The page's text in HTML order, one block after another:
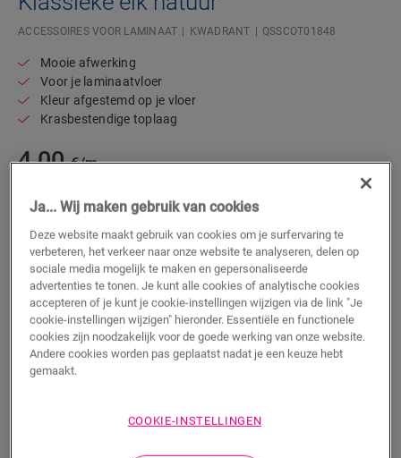
ACCESSOIRES VOOR LAMINAAT KWADRANT QSSCOT01848
Mooie afwerking
Voor je laminaatvloer
Kleur afgestemd op je vloer
Krasbestendige toplaag
4,00€/m
m
TOEVOEGEN AAN WINKELMANDJE
Wil je dit accessoire graag in het echt zien?
Ja... Wij maken gebruik van cookies
Deze website maakt gebruik van cookies om je surfervaring te
verbeteren, het verkeer naar onze website te analyseren, delen op
sociale media mogelijk te maken en gepersonaliseerde
advertenties te tonen. Je kunt alle cookies of analytische cookies
accepteren of je kunt je cookie-instellingen wijzigen via de link "Je
cookie-instellingen wijzigen" hieronder. Essentiële en functionele
cookies zijn noodzakelijk voor de goede werking van onze website.
Andere cookies worden pas geplaatst nadat je een keuze hebt
gemaakt.
COOKIE-INSTELLINGEN